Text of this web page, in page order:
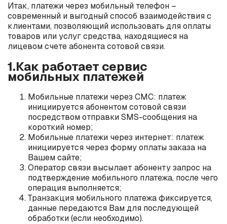
Итак, платежи через мобильный телефон –
современный и выгодный способ взаимодействия с
клиентами, позволяющий использовать для оплаты
товаров или услуг средства, находящиеся на
лицевом счете абонента сотовой связи.
1.Как работает сервис
мобильных платежей
Мобильные платежи через СМС: платеж
инициируется абонентом сотовой связи
посредством отправки SMS-сообщения на
короткий номер;
Мобильные платежи через интернет: платеж
инициируется через форму оплаты заказа на
Вашем сайте;
Оператор связи высылает абоненту запрос на
подтверждение мобильного платежа, после чего
операция выполняется;
Транзакция мобильного платежа фиксируется,
данные передаются Вам для последующей
обработки (если необходимо).